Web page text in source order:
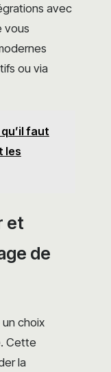
avec
vous
ou via
faut
les
et
de
choix
Cette
la